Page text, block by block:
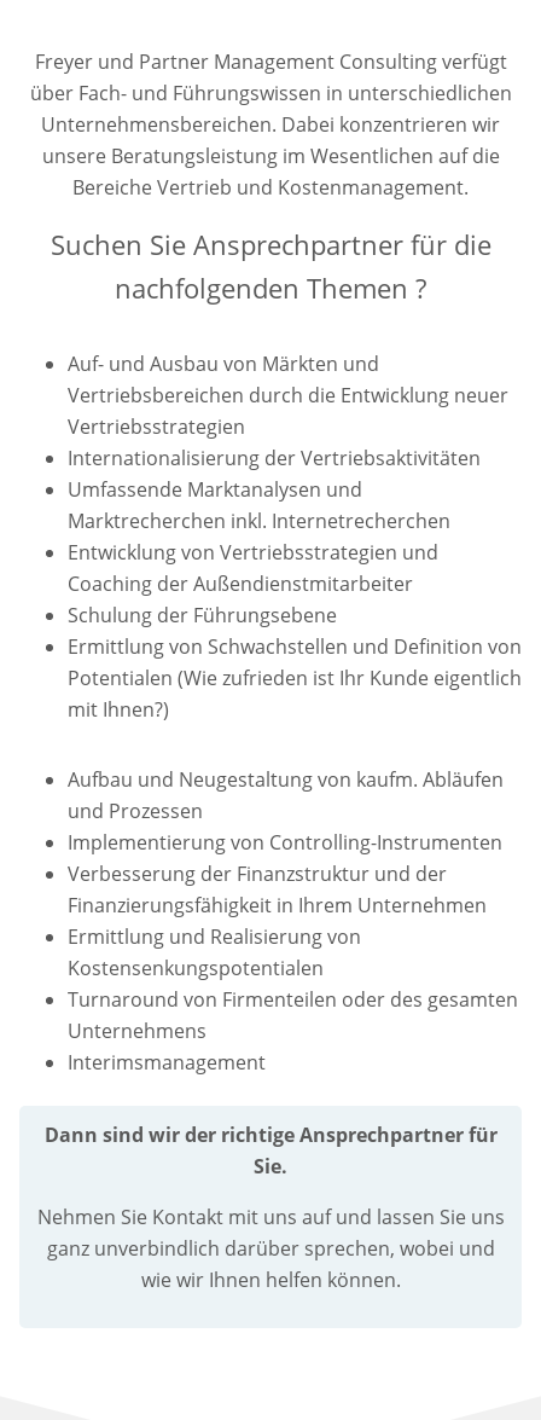
Freyer und Partner Management Consulting verfügt
über Fach- und Führungswissen in unterschiedlichen
Unternehmensbereichen. Dabei konzentrieren wir
unsere Beratungsleistung im Wesentlichen auf die
Bereiche Vertrieb und Kostenmanagement.
Suchen Sie Ansprechpartner für die
nachfolgenden Themen ?
Auf- und Ausbau von Märkten und
Vertriebsbereichen durch die Entwicklung neuer
Vertriebsstrategien
Internationalisierung der Vertriebsaktivitäten
Umfassende Marktanalysen und
Marktrecherchen inkl. Internetrecherchen
Entwicklung von Vertriebsstrategien und
Coaching der Außendienstmitarbeiter
Schulung der Führungsebene
Ermittlung von Schwachstellen und Definition von
Potentialen (Wie zufrieden ist Ihr Kunde eigentlich
mit Ihnen?)
Aufbau und Neugestaltung von kaufm. Abläufen
und Prozessen
Implementierung von Controlling-Instrumenten
Verbesserung der Finanzstruktur und der
Finanzierungsfähigkeit in Ihrem Unternehmen
Ermittlung und Realisierung von
Kostensenkungspotentialen
Turnaround von Firmenteilen oder des gesamten
Unternehmens
Interimsmanagement
Dann sind wir der richtige Ansprechpartner für
Sie.
Nehmen Sie Kontakt mit uns auf und lassen Sie uns
ganz unverbindlich darüber sprechen, wobei und
wie wir Ihnen helfen können.